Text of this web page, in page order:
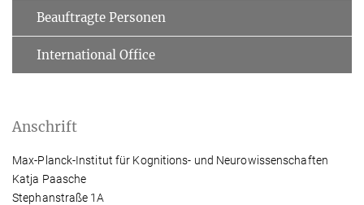
Beauftragte Personen
International Office
Anschrift
Max-Planck-Institut für Kognitions- und Neurowissenschaften
Katja Paasche
Stephanstraße 1A